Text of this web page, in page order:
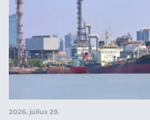
2026. július 29.